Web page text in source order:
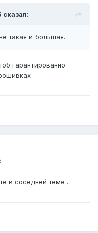
такая и большая.
гарантированно
в соседней теме...